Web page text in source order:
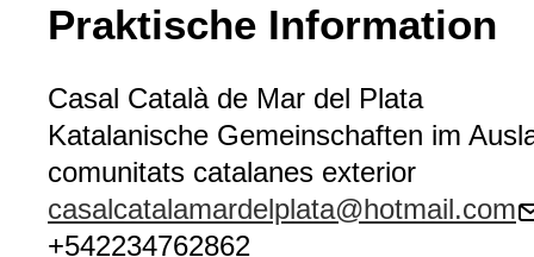
Praktische Information
Casal Català de Mar del Plata
Katalanische Gemeinschaften im
comunitats catalanes exterior
casalcatalamardelplata@hotmail.com
+542234762862